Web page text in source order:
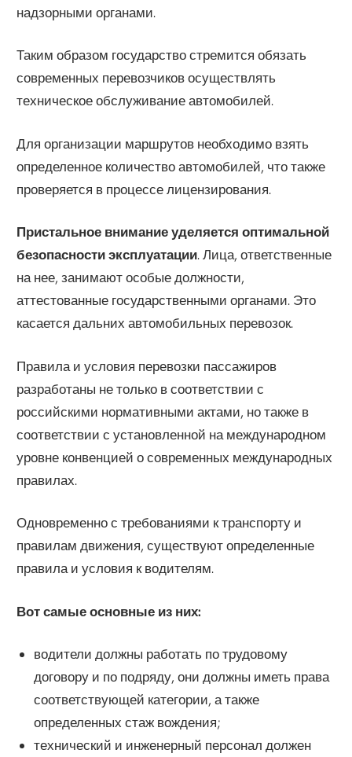
надзорными органами.
Таким образом государство стремится обязать
современных перевозчиков осуществлять
техническое обслуживание автомобилей.
Для организации маршрутов необходимо взять
определенное количество автомобилей, что также
проверяется в процессе лицензирования.
Пристальное внимание уделяется оптимальной
безопасности эксплуатации. Лица, ответственные
на нее, занимают особые должности,
аттестованные государственными органами. Это
касается дальних автомобильных перевозок.
Правила и условия перевозки пассажиров
разработаны не только в соответствии с
российскими нормативными актами, но также в
соответствии с установленной на международном
уровне конвенцией о современных международных
правилах.
Одновременно с требованиями к транспорту и
правилам движения, существуют определенные
правила и условия к водителям.
Вот самые основные из них:
водители должны работать по трудовому
договору и по подряду, они должны иметь права
соответствующей категории, а также
определенных стаж вождения;
технический и инженерный персонал должен